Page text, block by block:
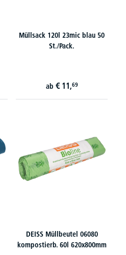
Müllsack 120l 23mic blau 50
St./Pack.
ab € 11,69
DEISS Müllbeutel 06080
kompostierb. 60l 620x800mm